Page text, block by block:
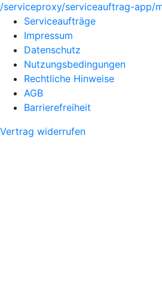
/serviceproxy/serviceauftrag-app/
Serviceaufträge
Impressum
Datenschutz
Nutzungsbedingungen
Rechtliche Hinweise
AGB
Barrierefreiheit
Vertrag widerrufen